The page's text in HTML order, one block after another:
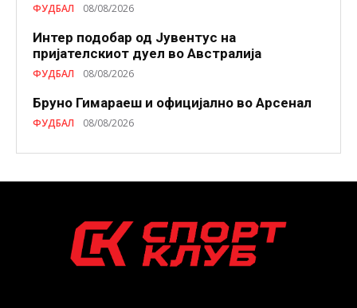
ФУДБАЛ 08/08/2026
Интер подобар од Јувентус на
пријателскиот дуел во Австралија
ФУДБАЛ 08/08/2026
Бруно Гимараеш и официјално во Арсенал
ФУДБАЛ 08/08/2026